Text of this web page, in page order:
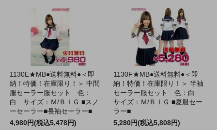
1130E★MB●送料無料●＜即
納！特価！在庫限り！＞ 中間
服セーラー服セット 色：
白 サイズ：Ｍ/ＢＩＧ ■スノ
ーセーラー■長袖セーラー■
4,980円(税込5,478円)
1130F★MB●送料無料●＜即
納！特価！在庫限り！＞ 半袖
セーラー服セット 色：白
サイズ：Ｍ/ＢＩＧ ■夏服セー
ラー■
5,280円(税込5,808円)